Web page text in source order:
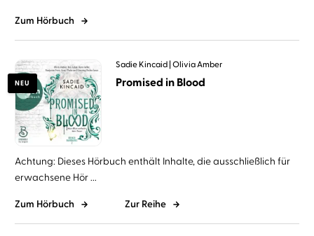
Zum Hörbuch
NEU
Sadie Kincaid Olivia Amber
Promised in Blood
Achtung: Dieses Hörbuch enthält Inhalte, die ausschließlich für
erwachsene Hör ...
Zum Hörbuch Zur Reihe